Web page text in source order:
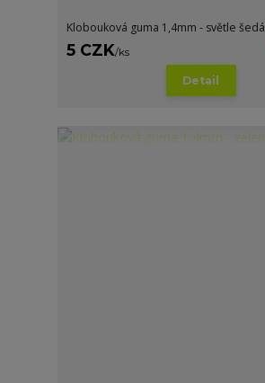
Klobouková guma 1,4mm - světle šedá
5 CZK/ks
Detail